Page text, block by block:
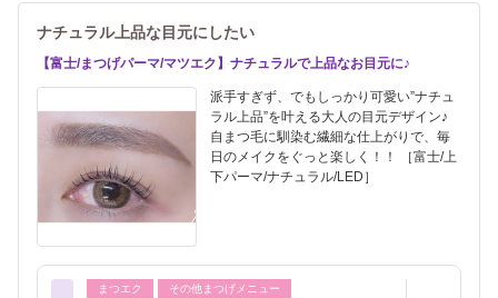
ナチュラル上品な目元にしたい
【富士/まつげパーマ/マツエク】ナチュラルで上品なお目元に♪
派手すぎず、でもしっかり可愛い”ナチュ
ラル上品”を叶える大人の目元デザイン♪
自まつ毛に馴染む繊細な仕上がりで、毎
日のメイクをぐっと楽しく！！ ［富士/上
下パーマ/ナチュラル/LED］
まつエク その他まつげメニュー